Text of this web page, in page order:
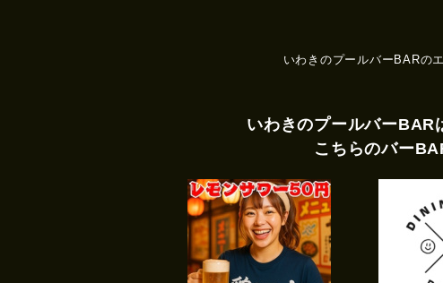
いわきのプールバーBARの
いわきのプールバーBAR
こちらのバー